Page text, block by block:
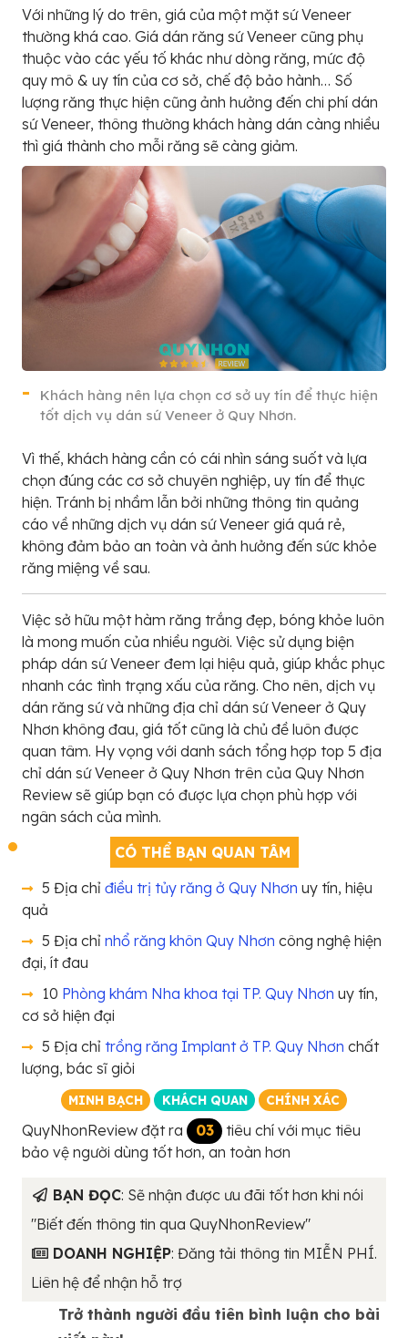
Với những lý do trên, giá của một mặt sứ Veneer
thường khá cao. Giá dán răng sứ Veneer cũng phụ
thuộc vào các yếu tố khác như dòng răng, mức độ
quy mô & uy tín của cơ sở, chế độ bảo hành… Số
lượng răng thực hiện cũng ảnh hưởng đến chi phí dán
sứ Veneer, thông thường khách hàng dán càng nhiều
thì giá thành cho mỗi răng sẽ càng giảm.
Khách hàng nên lựa chọn cơ sở uy tín để thực hiện
tốt dịch vụ dán sứ Veneer ở Quy Nhơn.
Vì thế, khách hàng cần có cái nhìn sáng suốt và lựa
chọn đúng các cơ sở chuyên nghiệp, uy tín để thực
hiện. Tránh bị nhầm lẫn bởi những thông tin quảng
cáo về những dịch vụ dán sứ Veneer giá quá rẻ,
không đảm bảo an toàn và ảnh hưởng đến sức khỏe
răng miệng về sau.
Việc sở hữu một hàm răng trắng đẹp, bóng khỏe luôn
là mong muốn của nhiều người. Việc sử dụng biện
pháp dán sứ Veneer đem lại hiệu quả, giúp khắc phục
nhanh các tình trạng xấu của răng. Cho nên, dịch vụ
dán răng sứ và những địa chỉ dán sứ Veneer ở Quy
Nhơn không đau, giá tốt cũng là chủ đề luôn được
quan tâm. Hy vọng với danh sách tổng hợp top 5 địa
chỉ dán sứ Veneer ở Quy Nhơn trên của Quy Nhơn
Review sẽ giúp bạn có được lựa chọn phù hợp với
ngân sách của mình.
CÓ THỂ BẠN QUAN TÂM
5 Địa chỉ điều trị tủy răng ở Quy Nhơn uy tín, hiệu
quả
5 Địa chỉ nhổ răng khôn Quy Nhơn công nghệ hiện
đại, ít đau
10 Phòng khám Nha khoa tại TP. Quy Nhơn uy tín,
cơ sở hiện đại
5 Địa chỉ trồng răng Implant ở TP. Quy Nhơn chất
lượng, bác sĩ giỏi
MINH BẠCH KHÁCH QUAN CHÍNH XÁC
QuyNhonReview đặt ra 03
tiêu chí với mục tiêu
bảo vệ người dùng tốt hơn, an toàn hơn
BẠN ĐỌC: Sẽ nhận được ưu đãi tốt hơn khi nói
"Biết đến thông tin qua QuyNhonReview"
DOANH NGHIỆP: Đăng tải thông tin MIỄN PHÍ.
Liên hệ để nhận hỗ trợ
Trở thành người đầu tiên bình luận cho bài